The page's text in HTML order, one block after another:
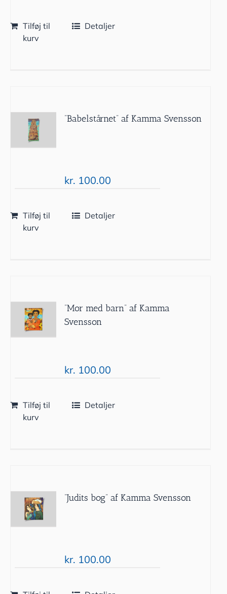
Tilføj til
kurv
Detaljer
”Babelstårnet” af Kamma Svensson
kr. 100.00
Tilføj til
kurv
Detaljer
”Mor med barn” af Kamma
Svensson
kr. 100.00
Tilføj til
kurv
Detaljer
”Judits bog” af Kamma Svensson
kr. 100.00